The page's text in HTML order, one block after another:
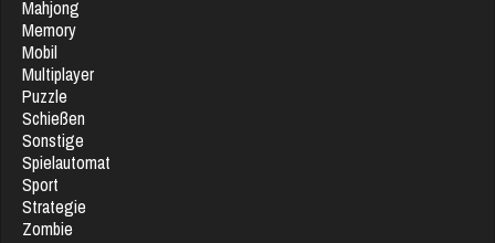
Mahjong
Memory
Mobil
Multiplayer
Puzzle
Schießen
Sonstige
Spielautomat
Sport
Strategie
Zombie